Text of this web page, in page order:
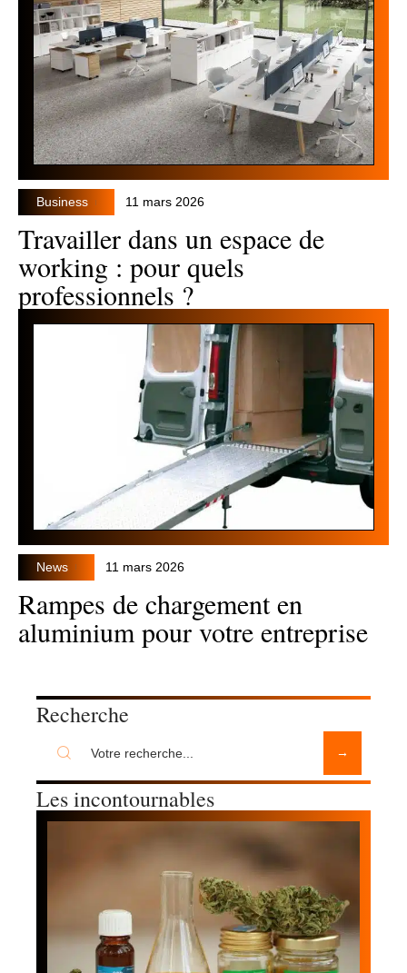
Business 11 mars 2026
Travailler dans un espace de
working : pour quels
professionnels ?
News 11 mars 2026
Rampes de chargement en
aluminium pour votre entreprise
Recherche
Les incontournables